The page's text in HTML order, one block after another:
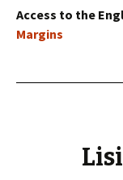
Access to the
Margins